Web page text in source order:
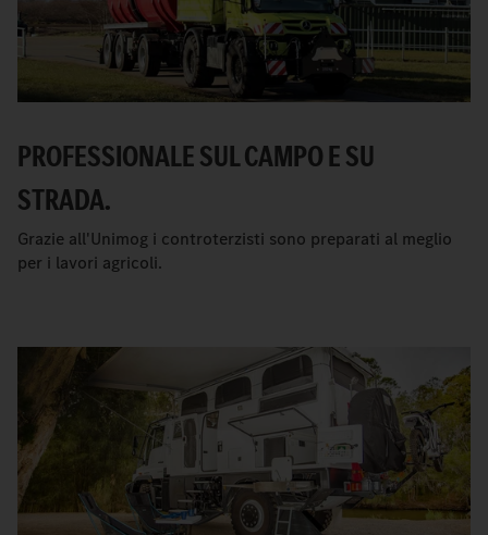
PROFESSIONALE SUL CAMPO E SU
STRADA.
Grazie all'Unimog i controterzisti sono preparati al meglio
per i lavori agricoli.